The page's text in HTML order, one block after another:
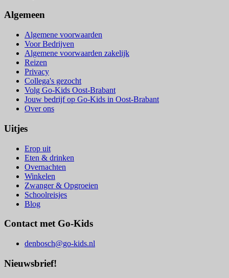
Algemeen
Algemene voorwaarden
Voor Bedrijven
Algemene voorwaarden zakelijk
Reizen
Privacy
Collega's gezocht
Volg Go-Kids Oost-Brabant
Jouw bedrijf op Go-Kids in Oost-Brabant
Over ons
Uitjes
Erop uit
Eten & drinken
Overnachten
Winkelen
Zwanger & Opgroeien
Schoolreisjes
Blog
Contact met Go-Kids
denbosch@go-kids.nl
Nieuwsbrief!